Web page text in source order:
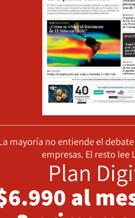
mayoría no entiende el
empresas. El resto lee
Plan
al